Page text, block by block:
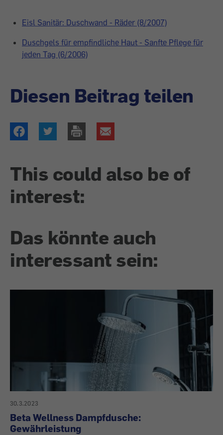
Eisl Sanitär: Duschwand - Räder (8/2007)
Duschgels für empfindliche Haut - Sanfte Pflege für
jeden Tag (6/2006)
Diesen Beitrag teilen
This could also be of
interest:
Das könnte auch
interessant sein:
30.3.2023
Beta Wellness Dampfdusche:
Gewährleistung